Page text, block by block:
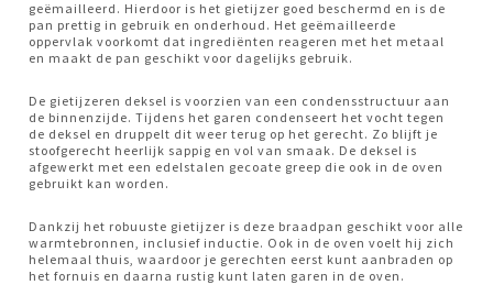
geëmailleerd. Hierdoor is het gietijzer goed beschermd en is de
pan prettig in gebruik en onderhoud. Het geëmailleerde
oppervlak voorkomt dat ingrediënten reageren met het metaal
en maakt de pan geschikt voor dagelijks gebruik.
De gietijzeren deksel is voorzien van een condensstructuur aan
de binnenzijde. Tijdens het garen condenseert het vocht tegen
de deksel en druppelt dit weer terug op het gerecht. Zo blijft je
stoofgerecht heerlijk sappig en vol van smaak. De deksel is
afgewerkt met een edelstalen gecoate greep die ook in de oven
gebruikt kan worden.
Dankzij het robuuste gietijzer is deze braadpan geschikt voor alle
warmtebronnen, inclusief inductie. Ook in de oven voelt hij zich
helemaal thuis, waardoor je gerechten eerst kunt aanbraden op
het fornuis en daarna rustig kunt laten garen in de oven.